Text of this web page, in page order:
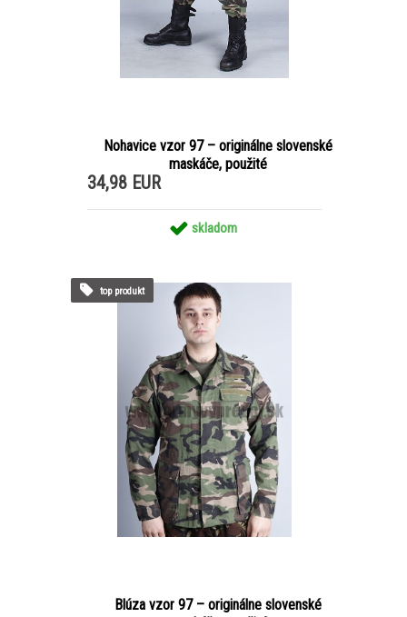
Nohavice vzor 97 – originálne slovenské
maskáče, použité
34,98 EUR
skladom
Blúza vzor 97 – originálne slovenské
top produkt